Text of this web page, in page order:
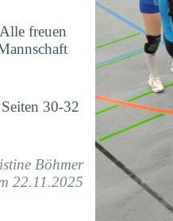
freuen
30-32
Böhmer
22.11.2025